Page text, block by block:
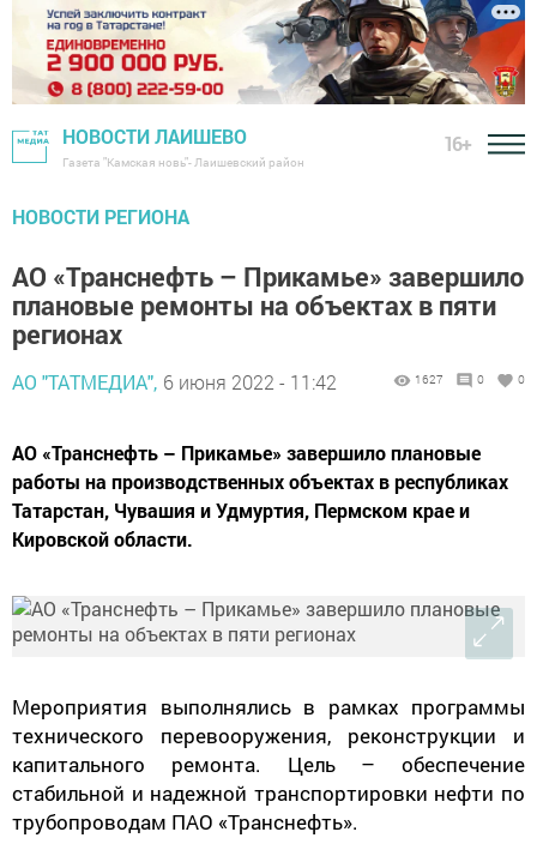
НОВОСТИ ЛАИШЕВО
Газета "Камская новь"- Лаишевский район
16+
НОВОСТИ РЕГИОНА
АО «Транснефть – Прикамье» завершило
плановые ремонты на объектах в пяти
регионах
АО "ТАТМЕДИА", 6 июня 2022 - 11:42 1627 0 0
АО «Транснефть – Прикамье» завершило плановые
работы на производственных объектах в республиках
Татарстан, Чувашия и Удмуртия, Пермском крае и
Кировской области.
Мероприятия выполнялись в рамках программы
технического перевооружения, реконструкции и
капитального ремонта. Цель – обеспечение
стабильной и надежной транспортировки нефти по
трубопроводам ПАО «Транснефть».